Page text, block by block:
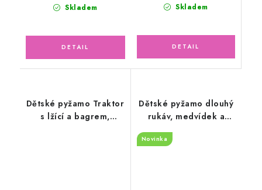
Skladem Skladem
Dětské pyžamo Traktor
s lžící a bagrem,
Dětské pyžamo dlouhý
rukáv, medvídek a
hvězdičky
Novinka